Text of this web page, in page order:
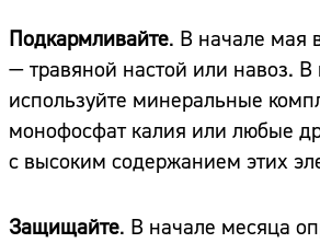
Подкармливайте. В начале мая
— травяной настой или навоз. В
используйте минеральные
монофосфат калия или любые
с высоким содержанием этих
Защищайте. В начале месяца